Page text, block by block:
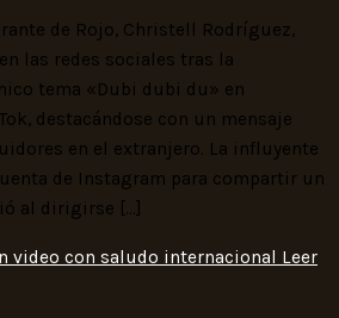
de Rojo, Christell Rodríguez,
las redes sociales tras la
tema «Dubi dubi du» en
destacándose con un mensaje
en el extranjero. La influyente
de Instagram para compartir un
al dirigirse […]
video con saludo internacional Leer